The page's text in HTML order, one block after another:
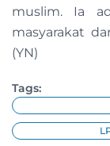
muslim. Ia
masyarakat
(YN)
Tags: